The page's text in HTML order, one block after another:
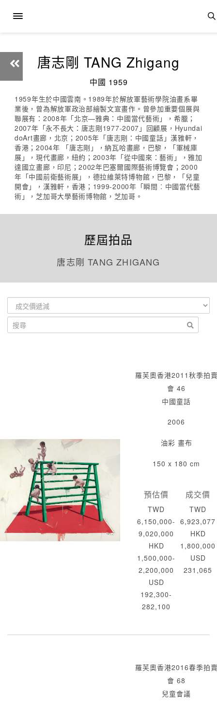
唐志剛 TANG Zhigang
中國 1959
1959年生於中國雲南。1989年於解放軍藝術學院油畫系畢
業後，曾為解放軍政治部繪製文宣畫作。曾參加重要個展與
聯展有：2008年「北京—雅典：中國當代藝術」，希臘；
2007年「永不長大：唐志剛1977-2007」回顧展，Hyundai
doArt畫廊，北京；2005年「唐志剛：中國童話」漢雅軒，
香港；2004年 「唐志剛」，納瓦哈畫廊，巴黎，「軍械庫
展」，現代畫廊，紐約；2003年「從中國來：藝術」，雅加
達國立畫廊，印尼；2002年巴塞爾國際藝術博覽會；2000
年「中國前衛藝術展」，德拉維萊特博物館，巴黎，「兒童
開會」，漢雅軒，香港；1999-2000年「瞬間︰中國當代藝
術」，芝加哥大學藝術博物館，芝加哥。
歷屆拍品
唐志剛 TANG ZHIGANG
羅芙奧香港2011秋季拍
會 46
中國童話
2006
油彩 畫布
150 x 180 cm
預估價
TWD
6,150,000-
9,020,000
HKD
1,500,000-
2,200,000
USD
192,300-
282,100
成交價
TWD
6,923,077
HKD
1,800,000
USD
231,065
羅芙奧香港2016春季拍
會 68
兒童會議